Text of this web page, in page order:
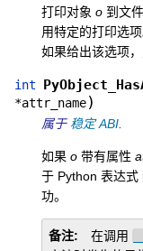
打印对象 o 到文件
用特定的打印选
如果给出该选项
int
*attr_name)
属于 稳定 ABI
如果 o 带有属性
于 Python 表达式
功。
备注 在调用